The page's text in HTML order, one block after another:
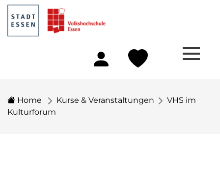
Home Kurse & Veranstaltungen
VHS im
Kulturforum